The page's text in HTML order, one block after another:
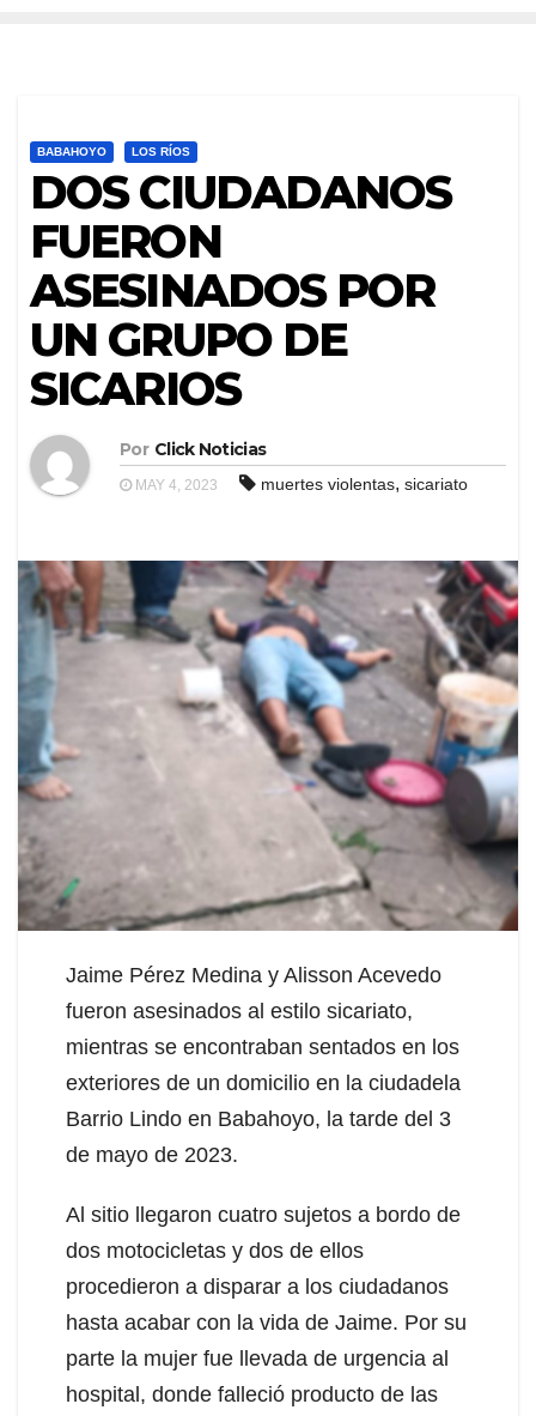
BABAHOYO LOS RÍOS
DOS CIUDADANOS
FUERON
ASESINADOS POR
UN GRUPO DE
SICARIOS
Por Click Noticias
MAY 4, 2023 muertes violentas, sicariato
Jaime Pérez Medina y Alisson Acevedo
fueron asesinados al estilo sicariato,
mientras se encontraban sentados en los
exteriores de un domicilio en la ciudadela
Barrio Lindo en Babahoyo, la tarde del 3
de mayo de 2023.
Al sitio llegaron cuatro sujetos a bordo de
dos motocicletas y dos de ellos
procedieron a disparar a los ciudadanos
hasta acabar con la vida de Jaime. Por su
parte la mujer fue llevada de urgencia al
hospital, donde falleció producto de las